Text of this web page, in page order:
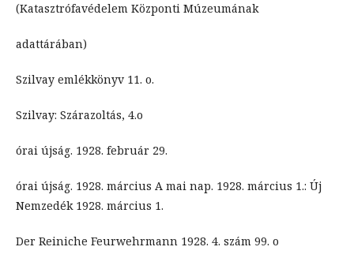
(Katasztrófavédelem Központi Múzeumának
adattárában)
Szilvay emlékkönyv 11. o.
Szilvay: Szárazoltás, 4.o
órai újság. 1928. február 29.
órai újság. 1928. március A mai nap. 1928. március 1.: Új
Nemzedék 1928. március 1.
Der Reiniche Feurwehrmann 1928. 4. szám 99. o